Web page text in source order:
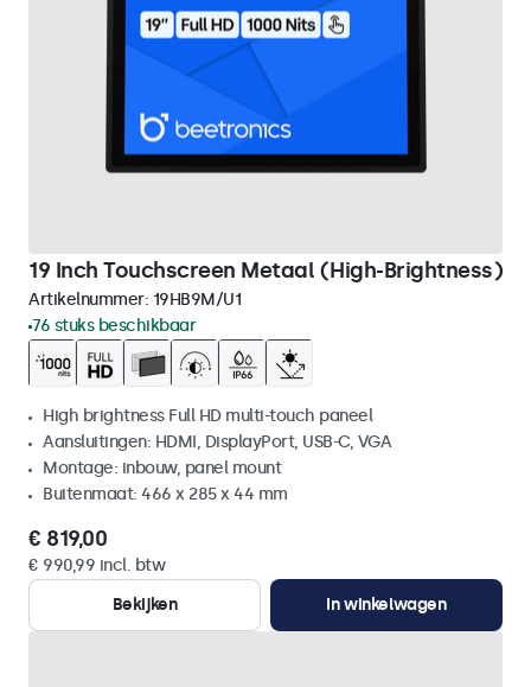
19 Inch Touchscreen Metaal (High-Brightness)
Artikelnummer: 19HB9M/U1
76 stuks beschikbaar
High brightness Full HD multi-touch paneel
Aansluitingen: HDMI, DisplayPort, USB-C, VGA
Montage: inbouw, panel mount
Buitenmaat: 466 x 285 x 44 mm
€ 819,00
€ 990,99 incl. btw
Bekijken
In winkelwagen